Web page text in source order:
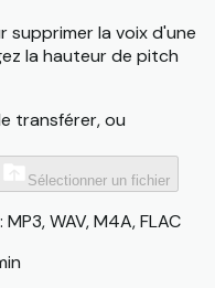
supprimer la voix d'une
la hauteur de pitch
transférer, ou
Sélectionner un fichier
WAV, M4A, FLAC